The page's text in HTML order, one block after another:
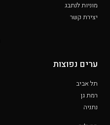
מוניות לנתבג
יצירת קשר
ערים נפוצות
תל אביב
רמת גן
נתניה